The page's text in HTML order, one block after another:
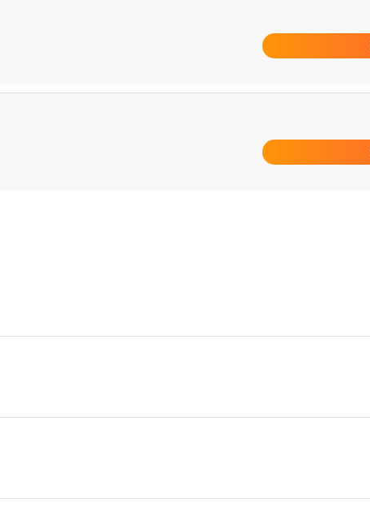
溪望谷+临海熊出没欢乐港湾+熊出没探险乐园+台州方特水上乐园+
国清寺+台州方特熊出没水世界+天台山滑翔伞星空露营基地+台